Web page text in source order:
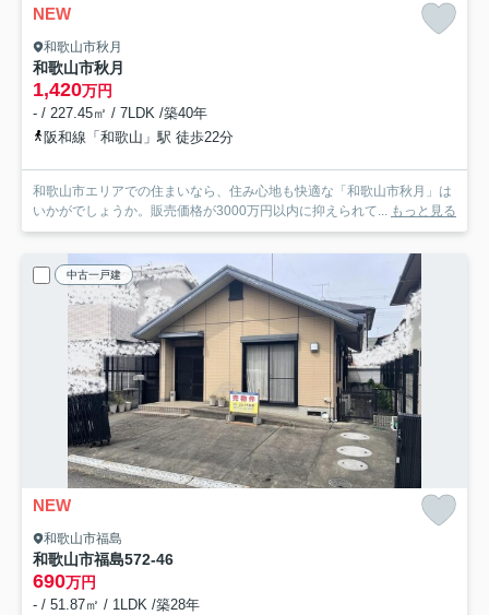
NEW
和歌山市秋月
和歌山市秋月
1,420万円
- / 227.45㎡ / 7LDK /築40年
阪和線「和歌山」駅 徒歩22分
和歌山市エリアでの住まいなら、住み心地も快適な「和歌山市秋月」は
いかがでしょうか。販売価格が3000万円以内に抑えられて... もっと見る
中古一戸建
NEW
和歌山市福島
和歌山市福島572-46
690万円
- / 51.87㎡ / 1LDK /築28年